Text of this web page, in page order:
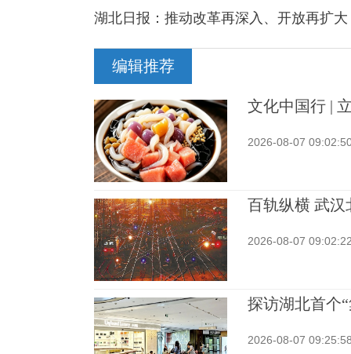
湖北日报：推动改革再深入、开放再扩大
编辑推荐
文化中国行 |
2026-08-07
百轨纵横 武汉
2026-08-07
探访湖北首个
2026-08-07